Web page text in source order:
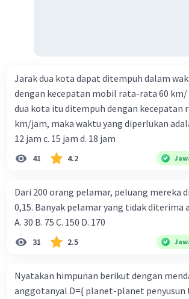
Jarak dua kota dapat ditempuh dalam
dengan kecepatan mobil rata-rata 60 km/
dua kota itu ditempuh dengan kecepatan
km/jam, maka waktu yang diperlukan adalah .... a. 9
12 jam c. 15 jam d. 18 jam
41 4.2
Dari 200 orang pelamar, peluang mereka
0,15. Banyak pelamar yang tidak diterima
A. 30 B. 75 C. 150 D. 170
31 2.5
Nyatakan himpunan berikut dengan
anggotanyal D={ planet-planet penyusun